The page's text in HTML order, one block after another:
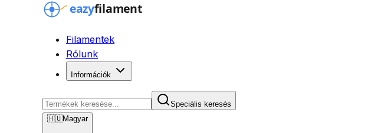
Filamentek
Rólunk
Információk
Speciális keresés
🇭🇺Magyar